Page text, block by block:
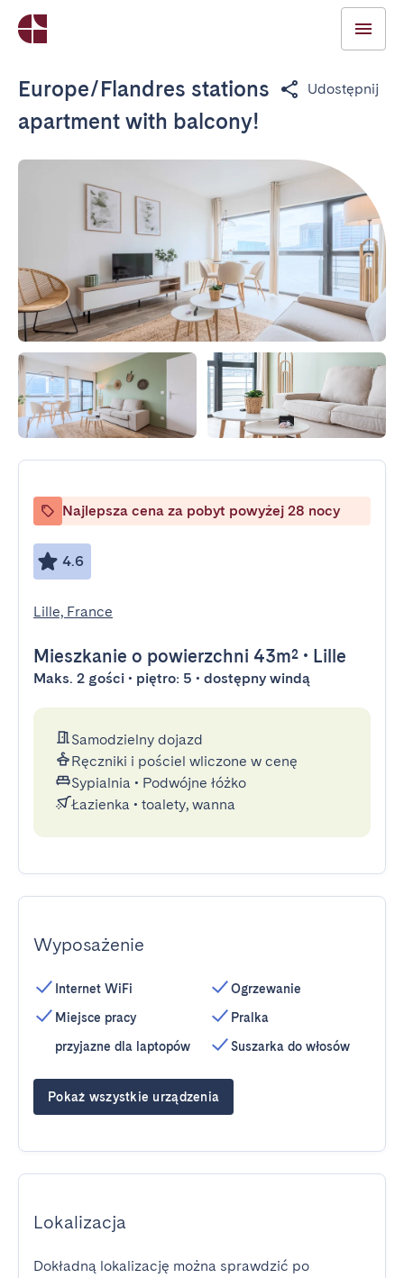
Europe/Flandres stations
apartment with balcony!
Udostępnij
Najlepsza cena za pobyt powyżej 28 nocy
4.6
Lille, France
Mieszkanie o powierzchni 43m² • Lille
Maks. 2 gości • piętro: 5 • dostępny windą
Samodzielny dojazd
Ręczniki i pościel wliczone w cenę
Sypialnia • Podwójne łóżko
Łazienka • toalety, wanna
Wyposażenie
Internet WiFi
Miejsce pracy
przyjazne dla laptopów
Ogrzewanie
Pralka
Suszarka do włosów
Pokaż wszystkie urządzenia
Lokalizacja
Dokładną lokalizację można sprawdzić po